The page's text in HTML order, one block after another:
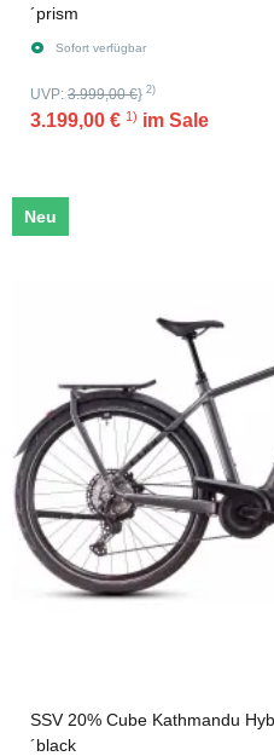
´prism
Sofort verfügbar
UVP: 3.999,00 €} 2)
3.199,00 € 1) im Sale
Neu
SSV 20% Cube Kathmandu
´black